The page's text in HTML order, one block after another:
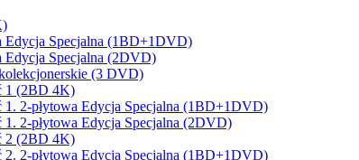
Edycja Specjalna (1BD+1DVD)
Edycja Specjalna (2DVD)
(3 DVD)
1 (2BD 4K)
1. 2-płytowa Edycja Specjalna (1BD+1DVD)
2-płytowa Edycja Specjalna (2DVD)
2 (2BD 4K)
2. 2-płytowa Edycja Specjalna (1BD+1DVD)